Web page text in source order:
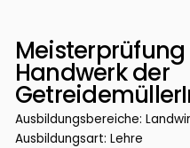
Handwerk der
Ausbildungsbereiche:
Ausbildungsart: Lehre